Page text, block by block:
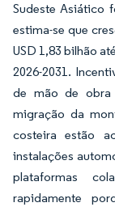
Sudeste Asiático
estima-se que
USD 1,83 bilhão
2026-2031.
de mão de obra
migração da
costeira estão
instalações
plataformas
rapidamente